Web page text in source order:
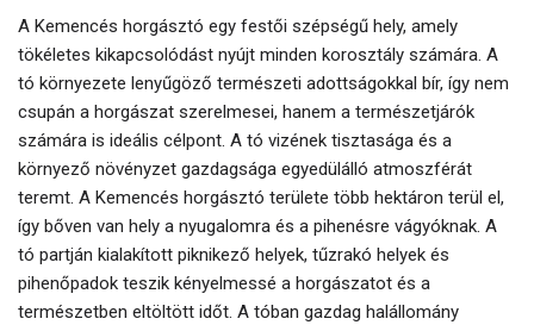
A Kemencés horgásztó egy festői szépségű hely, amely
tökéletes kikapcsolódást nyújt minden korosztály számára. A
tó környezete lenyűgöző természeti adottságokkal bír, így nem
csupán a horgászat szerelmesei, hanem a természetjárók
számára is ideális célpont. A tó vizének tisztasága és a
környező növényzet gazdagsága egyedülálló atmoszférát
teremt. A Kemencés horgásztó területe több hektáron terül el,
így bőven van hely a nyugalomra és a pihenésre vágyóknak. A
tó partján kialakított piknikező helyek, tűzrakó helyek és
pihenőpadok teszik kényelmessé a horgászatot és a
természetben eltöltött időt. A tóban gazdag halállomány